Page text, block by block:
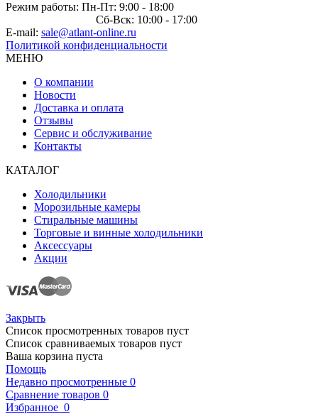
Режим работы: Пн-Пт: 9:00 - 18:00
Сб-Вск: 10:00 - 17:00
E-mail: sale@atlant-online.ru
Политикой конфиденциальности
МЕНЮ
О компании
Новости
Доставка и оплата
Отзывы
Сервис и обслуживание
Контакты
КАТАЛОГ
Холодильники
Морозильные камеры
Стиральные машины
Торговые и винные холодильники
Аксессуары
Акции
Закрыть
Список просмотренных товаров пуст
Список сравниваемых товаров пуст
Ваша корзина пуста
Помощь
Недавно просмотренные 0
Сравнение товаров 0
Избранное 0